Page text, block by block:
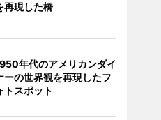
再現した橋
年代のアメリカンダイ
ーの世界観を再現したフ
トスポット